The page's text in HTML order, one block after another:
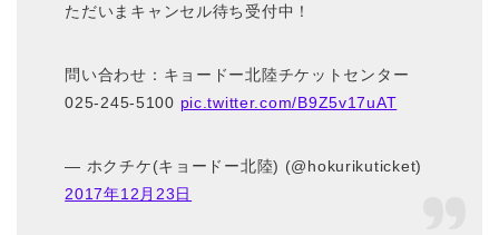
ただいまキャンセル待ち受付中！
問い合わせ：キョードー北陸チケットセンター
025-245-5100 pic.twitter.com/B9Z5v17uAT
— ホクチケ(キョードー北陸) (@hokurikuticket)
2017年12月23日